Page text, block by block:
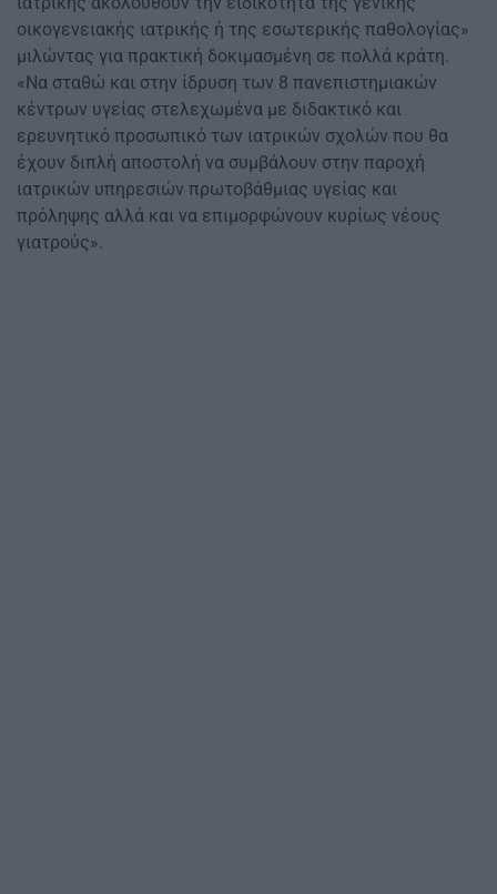
οικογενειακής ιατρικής ή της εσωτερικής παθολογίας»
μιλώντας για πρακτική δοκιμασμένη σε πολλά κράτη.
«Να σταθώ και στην ίδρυση των 8 πανεπιστημιακών
κέντρων υγείας στελεχωμένα με διδακτικό και
ερευνητικό προσωπικό των ιατρικών σχολών που θα
έχουν διπλή αποστολή να συμβάλουν στην παροχή
ιατρικών υπηρεσιών πρωτοβάθμιας υγείας και
πρόληψης αλλά και να επιμορφώνουν κυρίως νέους
γιατρούς».